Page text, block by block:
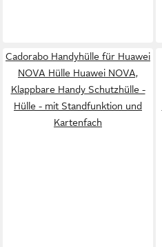
Cadorabo Handyhülle für Huawei
NOVA Hülle Huawei NOVA,
Klappbare Handy Schutzhülle -
Hülle - mit Standfunktion und
Kartenfach